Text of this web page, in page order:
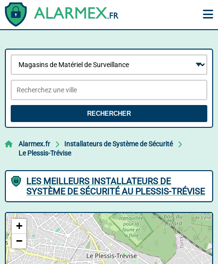
RECHERCHER
Alarmex.fr
Installateurs de Système de Sécurité
Le Plessis-Trévise
LES MEILLEURS INSTALLATEURS DE
SYSTÈME DE SÉCURITÉ AU PLESSIS-TRÉVISE
+
−